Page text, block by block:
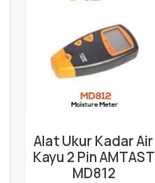
Alat Ukur Kadar Air
Kayu 2 Pin AMTAST
MD812